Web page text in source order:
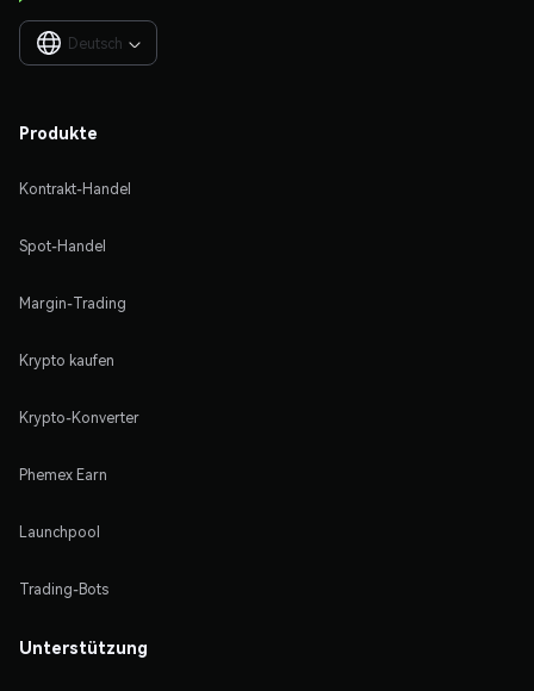
Deutsch 
Produkte
Kontrakt-Handel
Spot-Handel
Margin-Trading
Krypto kaufen
Krypto-Konverter
Phemex Earn
Launchpool
Trading-Bots
Unterstützung